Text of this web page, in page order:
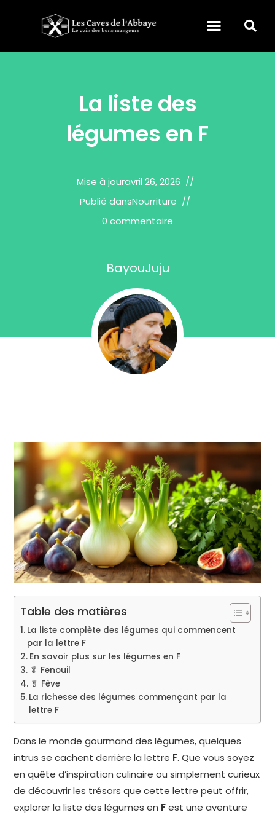
La liste des
légumes en F
Mise à jouravril 26, 2026
Publié dansNourriture
0 commentaire
BayouJuju
Table des matières
La liste complète des légumes qui commencent
par la lettre F
En savoir plus sur les légumes en F
🥬 Fenouil
🥬 Fève
La richesse des légumes commençant par la
lettre F
Dans le monde gourmand des légumes, quelques
intrus se cachent derrière la lettre F. Que vous soyez
en quête d’inspiration culinaire ou simplement curieux
de découvrir les trésors que cette lettre peut offrir,
explorer la liste des légumes en Fest une aventure